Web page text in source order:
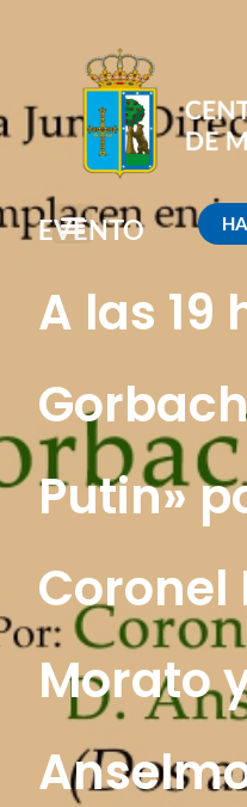
EVENTO
A las 19
Putin»
Coronel
Morato